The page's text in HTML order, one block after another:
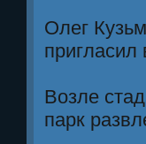
Олег
Возле
парк